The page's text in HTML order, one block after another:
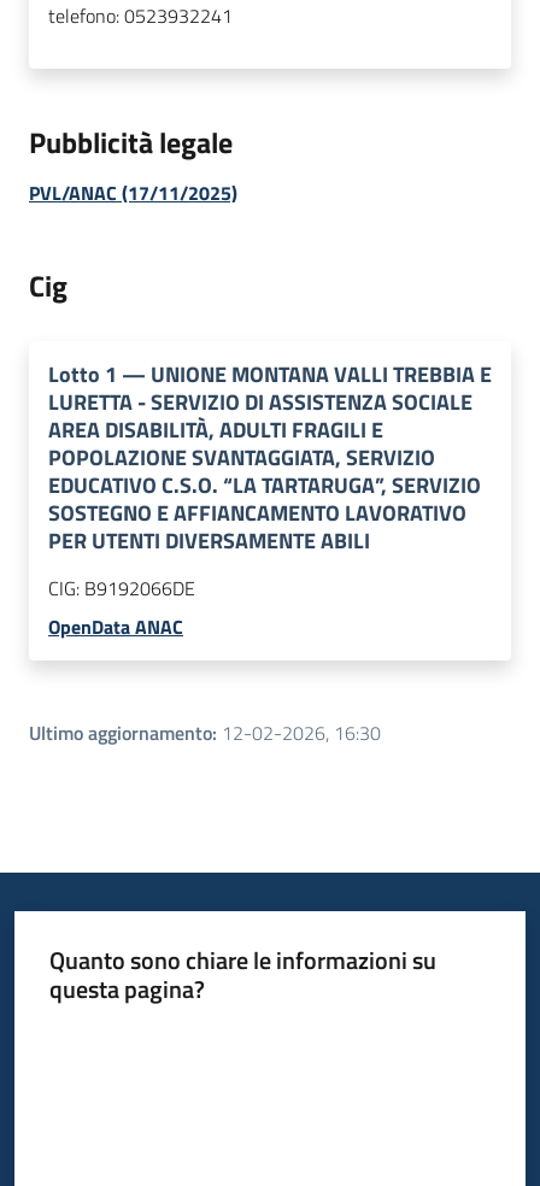
telefono:0523932241
Pubblicità legale
PVL/ANAC (17/11/2025)
Cig
Lotto 1 — UNIONE MONTANA VALLI TREBBIA E
LURETTA - SERVIZIO DI ASSISTENZA SOCIALE
AREA DISABILITÀ, ADULTI FRAGILI E
POPOLAZIONE SVANTAGGIATA, SERVIZIO
EDUCATIVO C.S.O. “LA TARTARUGA”, SERVIZIO
SOSTEGNO E AFFIANCAMENTO LAVORATIVO
PER UTENTI DIVERSAMENTE ABILI
CIG: B9192066DE
OpenData ANAC
Ultimo aggiornamento: 12-02-2026, 16:30
Quanto sono chiare le informazioni su
questa pagina?